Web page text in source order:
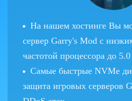
На нашем хостинге Вы
сервер Garry's Mod с
частотой процессора до
Самые быстрые NVMe
защита игровых серверов